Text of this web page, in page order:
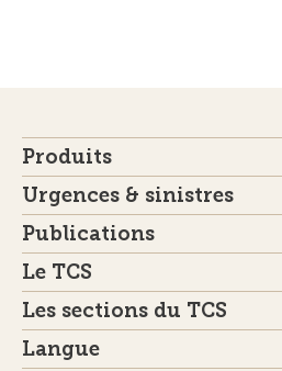
Produits
Urgences & sinistres
Publications
Le TCS
Les sections du TCS
Langue